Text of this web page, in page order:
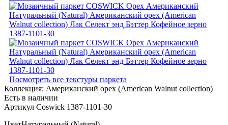
Посмотреть все текстуры паркета
Коллекция: Американский орех (American Walnut collection)
Есть в наличии
Артикул Coswick 1387-1101-30